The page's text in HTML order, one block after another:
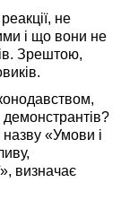
не
і що вони не
Зрештою,
демонстрантів?
«Умови і
визначає